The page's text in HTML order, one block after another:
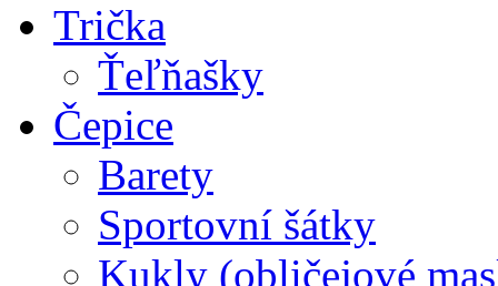
Trička
Ťeľňašky
Čepice
Barety
Sportovní šátky
Kukly (obličejové